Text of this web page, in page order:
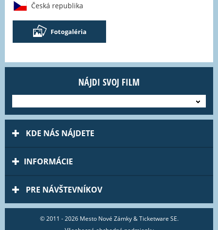
Česká republika
Fotogaléria
NÁJDI SVOJ FILM
KDE NÁS NÁJDETE
INFORMÁCIE
PRE NÁVŠTEVNÍKOV
© 2011 - 2026 Mesto Nové Zámky & Ticketware SE.